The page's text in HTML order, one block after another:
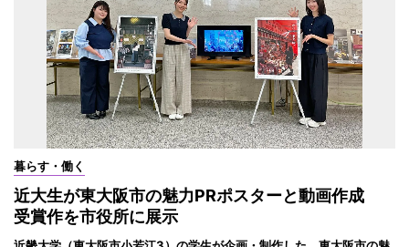
暮らす・働く
近大生が東大阪市の魅力PRポスターと動画作成
受賞作を市役所に展示